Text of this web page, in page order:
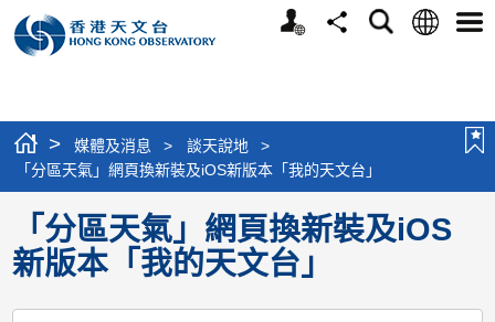
個
分
搜
語
選
> 媒體及消息 > 談天說地
>
「分區天氣」網頁換新裝及iOS新版本「我的天文台」
「分區天氣」網頁換新裝及iOS
新版本「我的天文台」